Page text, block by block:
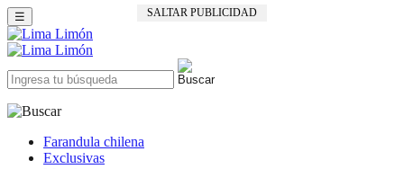
SALTAR PUBLICIDAD
☰
Farandula chilena
Exclusivas